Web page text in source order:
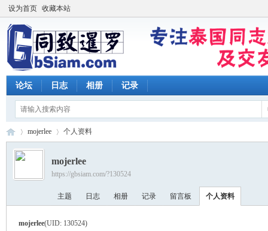
设为首页 收藏本站
论坛 日志 相册 记录
›
mojerlee 个人资料
mojerlee
https://gbsiam.com/?130524
主题 日志 相册 记录 留言板 个人资料
mojerlee(UID: 130524)